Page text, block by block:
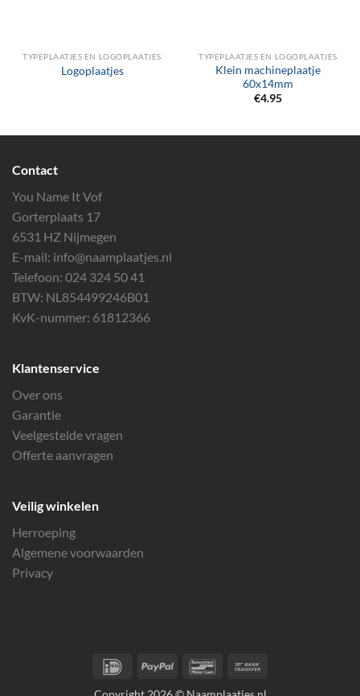
TYPEPLAATJES EN LOGOPLAATJES
Logoplaatjes
TYPEPLAATJES EN LOGOPLAATJES
Klein machineplaatje
60x14mm
€4.95
Contact
You Name It Vof
Gorterplaats 17
6531 HZ Nijmegen
E-mail: info@naamplaatjes.nl
Telefoon: 024 324 50 41
BTW: NL854499246B01
KvK-nummer: 61812366
Klantenservice
Over ons
Garantie
Veelgestelde vragen
Offerte aanvragen
Veilig winkelen
Herroeping
Algemene voorwaarden
Privacy
IDeal PayPal Bancontact